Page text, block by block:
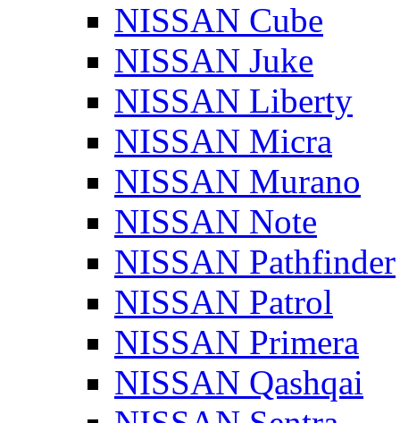
NISSAN Cube
NISSAN Juke
NISSAN Liberty
NISSAN Micra
NISSAN Murano
NISSAN Note
NISSAN Pathfinder
NISSAN Patrol
NISSAN Primera
NISSAN Qashqai